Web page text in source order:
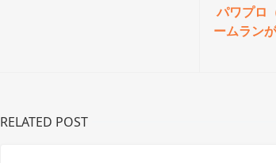
パワプロ
ームラン
RELATED POST